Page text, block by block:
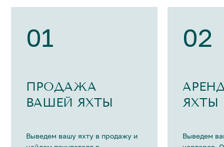
01
ПРОДАЖА
ВАШЕЙ ЯХТЫ
Выведем вашу яхту в продажу и
02
ЯХТЫ
Выведем